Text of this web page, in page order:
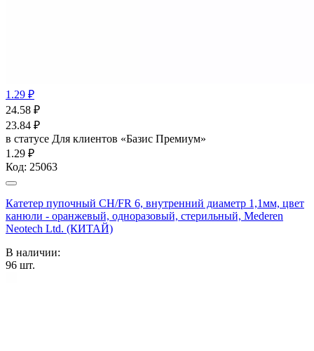
1.29 ₽
24.58 ₽
23.84 ₽
в статусе Для клиентов «Базис Премиум»
1.29 ₽
Код: 25063
Катетер пупочный СН/FR 6, внутренний диаметр 1,1мм, цвет
канюли - оранжевый, одноразовый, стерильный, Mederen
Neotech Ltd. (КИТАЙ)
В наличии:
96 шт.